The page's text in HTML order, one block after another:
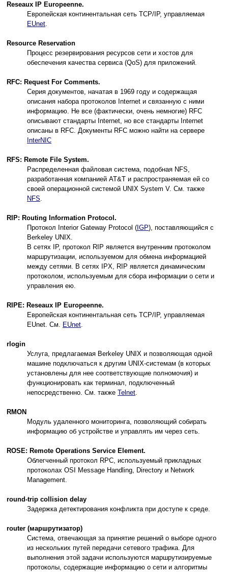
Reseaux IP Europeenne.
Европейская континентальная сеть TCP/IP, управляемая
EUnet.
Resource Reservation
Процесс резервирования ресурсов сети и хостов для
обеспечения качества сервиса (QoS) для приложений.
RFC: Request For Comments.
Серия документов, начатая в 1969 году и содержащая
описания набора протоколов Internet и связанную с ними
информацию. Не все (фактически, очень немногие) RFC
описывают стандарты Internet, но все стандарты Internet
описаны в RFC. Документы RFC можно найти на сервере
InterNIC
RFS: Remote File System.
Распределенная файловая система, подобная NFS,
разработанная компанией AT&T и распространяемая ей со
своей операционной системой UNIX System V. См. также
NFS.
RIP: Routing Information Protocol.
Протокол Interior Gateway Protocol ( IGP), поставляющийся с
Berkeley UNIX.
В сетях IP, протокол RIP является внутренним протоколом
маршрутизации, используемом для обмена информацией
между сетями. В сетях IPX, RIP является динамическим
протоколом, используемым для сбора информации о сети и
управления ею.
RIPE: Reseaux IP Europeenne.
Европейская континентальная сеть TCP/IP, управляемая
EUnet. См. EUnet.
rlogin
Услуга, предлагаемая Berkeley UNIX и позволяющая одной
машине подключаться к другим UNIX-системам (в которых
установлены для нее соответствующие полномочия) и
функционировать как терминал, подключенный
непосредственно. См. также Telnet.
RMON
Модуль удаленного мониторинга, позволяющий собирать
информацию об устройстве и управлять им через сеть.
ROSE: Remote Operations Service Element.
Облегченный протокол RPC, используемый прикладных
протоколах OSI Message Handling, Directory и Network
Management.
round-trip collision delay
Задержка детектирования конфликта при доступе к среде.
router (маршрутизатор)
Система, отвечающая за принятие решений о выборе одного
из нескольких путей передачи сетевого трафика. Для
выполнения этой задачи используются маршрутизируемые
протоколы, содержащие информацию о сети и алгоритмы